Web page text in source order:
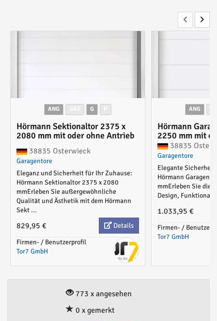
ANG G
Hörmann Sektionaltor 2375 x
2080 mm mit oder ohne Antrieb
38835 Osterwieck
Garagentore
Eleganz und Sicherheit für Ihr Zuhause:
Hörmann Sektionaltor 2375 x 2080
mmErleben Sie außergewöhnliche
Qualität und Ästhetik mit dem Hörmann
Sekt ...
829,95 €
Details
Firmen- / Benutzerprofil
Tor7 GmbH
ANG
Hörmann
2250 mm mit
Torantrieb
38835
Garagentore
Elegante Sicherheit
Hörmann
mmErleben Sie die
Design,
1.033,95 €
Firmen- /
Tor7 GmbH
773 x angesehen
0 x gemerkt